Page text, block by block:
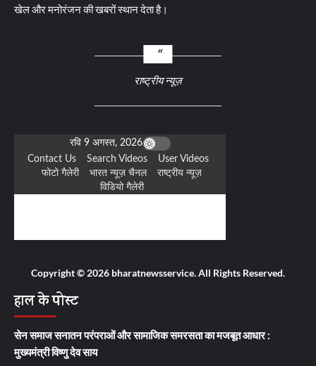
खेल और मनोरंजन की खबरों स्थान देता है।
राष्ट्रीय न्यूज़
Copyright © 2026 bharatnewsservice. All Rights Reserved.
हाल के पोस्ट
सेन समाज सनातन परंपराओं और सामाजिक समरसता का मजबूत आधार :
मुख्यमंत्री विष्णु देव साय